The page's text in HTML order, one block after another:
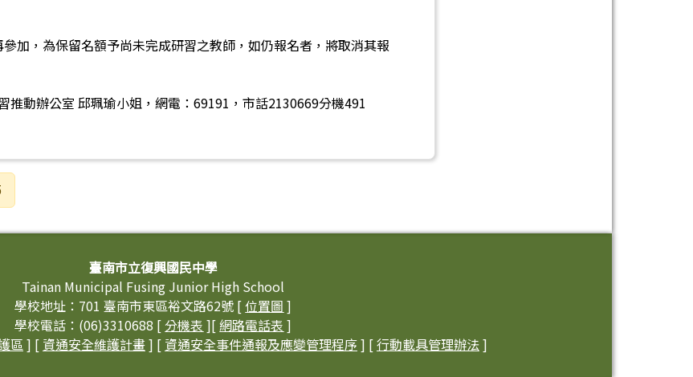
加，為保留名額予尚未完成研習之教師，如仍報名者，將取消其報
推動辦公室 邱珮瑜小姐，網電：69191，市話2130669分機491
臺南市立復興國民中學
Tainan Municipal Fusing Junior High School
學校地址：701 臺南市東區裕文路62號 [位置圖 ]
學校電話：(06)3310688 [ 分機表 ][網路電話表 ]
區 ] [ 資通安全維護計畫] [ 資通安全事件通報及應變管理程序] [行動載具管理辦法]